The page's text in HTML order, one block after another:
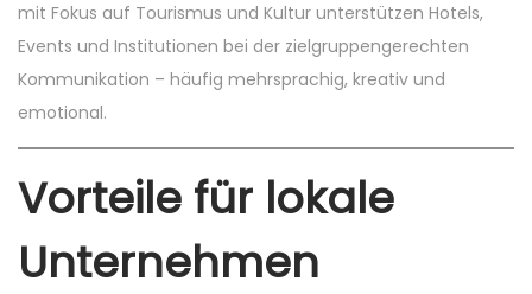
mit Fokus auf Tourismus und Kultur unterstützen Hotels,
Events und Institutionen bei der zielgruppengerechten
Kommunikation – häufig mehrsprachig, kreativ und
emotional.
Vorteile für lokale
Unternehmen